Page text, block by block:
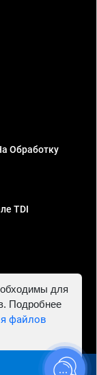
Обработку
TDI
"Евро
для
Подробнее
файлов